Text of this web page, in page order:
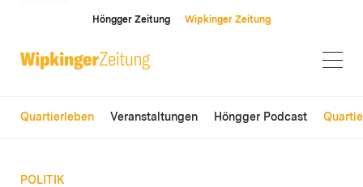
Höngger Zeitung Wipkinger Zeitung
Quartierleben Veranstaltungen Höngger Podcast
POLITIK